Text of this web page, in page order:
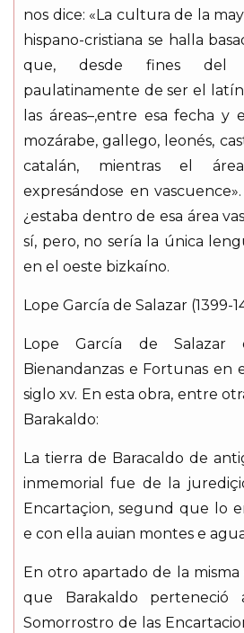
nos dice: «La cultura de la
hispano-cristiana se halla
que, desde fines del
paulatinamente de ser el
las áreas–,entre esa fecha y
mozárabe, gallego, leonés,
catalán, mientras el
expresándose en
¿estaba dentro de esa área
sí, pero, no sería la única
en el oeste bizkaíno.
Lope García de Salazar (1399-
Lope García de Salazar
Bienandanzas e Fortunas en
siglo xv. En esta obra, entre
Barakaldo:
La tierra de Baracaldo de
inmemorial fue de la
Encartaçion, segund que lo
e con ella auian montes e
En otro apartado de la misma
que Barakaldo
Somorrostro de las